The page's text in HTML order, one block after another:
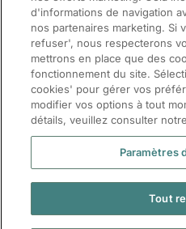
ManpowerGroup (NYSE: MAN),
company, helps organisations
by sourcing, assessing, developing
them to win. We develop innovative
organisations every year, providing
meaningful, sustainable
range of industries and skills. Our
Experis and Talent Solutions –
candidates and clients across 8
d'informations de navigation
nos partenaires marketing. Si
refuser', nous respecterons
mettrons en place que des
fonctionnement du site.
cookies' pour gérer vos
modifier vos options à tout
détails, veuillez consulter notre
Paramètres
Tout